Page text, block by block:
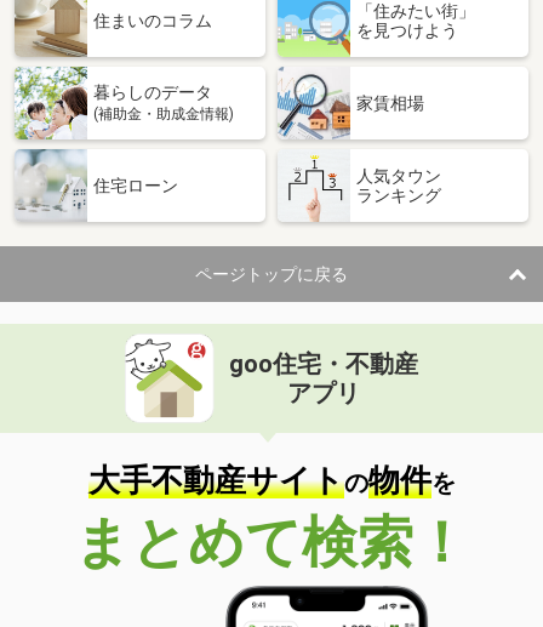
住まいのコラム
「住みたい街」
を見つけよう
暮らしのデータ
(補助金・助成金情報)
家賃相場
住宅ローン
人気タウン
ランキング
ページトップに戻る
goo住宅・不動産
アプリ
大手不動産サイトの物件を
まとめて検索！